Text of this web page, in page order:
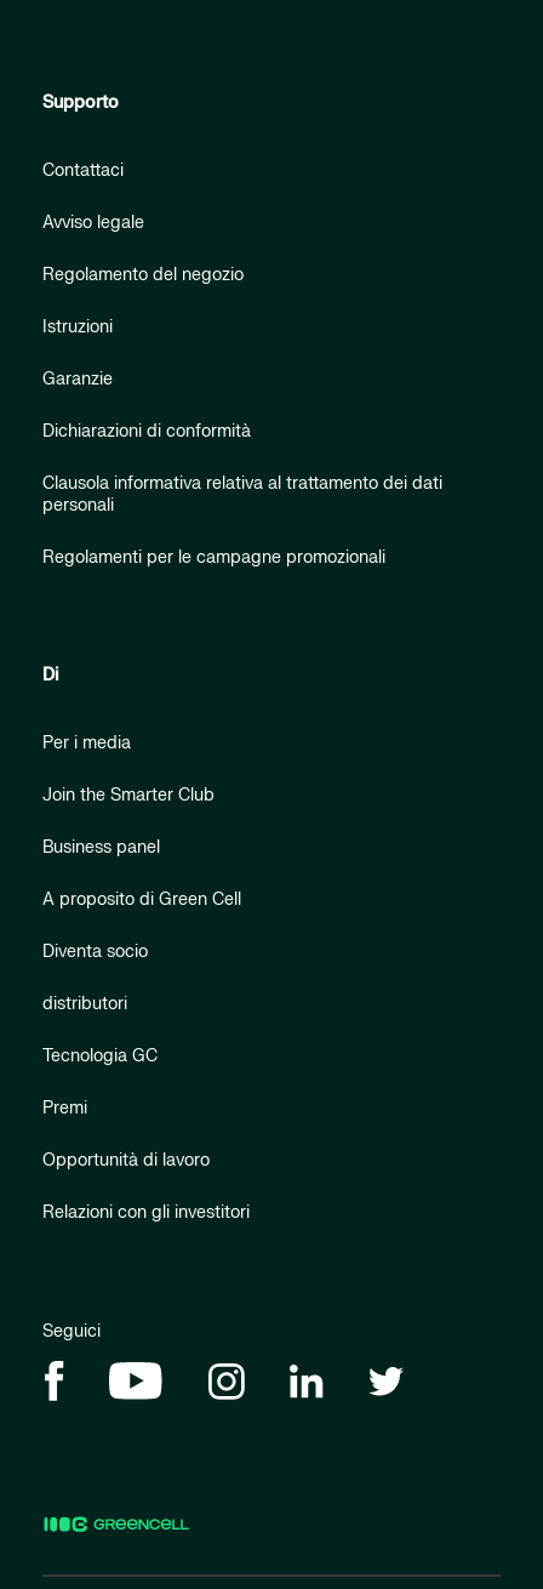
Supporto
Contattaci
Avviso legale
Regolamento del negozio
Istruzioni
Garanzie
Dichiarazioni di conformità
Clausola informativa relativa al trattamento dei dati
personali
Regolamenti per le campagne promozionali
Di
Per i media
Join the Smarter Club
Business panel
A proposito di Green Cell
Diventa socio
distributori
Tecnologia GC
Premi
Opportunità di lavoro
Relazioni con gli investitori
Seguici